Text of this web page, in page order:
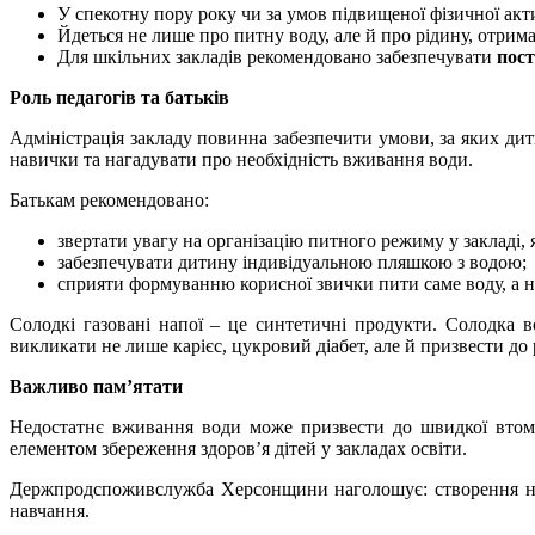
У спекотну пору року чи за умов підвищеної фізичної
Йдеться не лише про питну воду, але й про рідину,
Для шкільних закладів рекомендовано забезпечувати
Роль педагогів та батьків
Адміністрація закладу повинна забезпечити умови, за яких
навички та нагадувати про необхідність вживання води.
Батькам рекомендовано:
звертати увагу на організацію питного режиму у закладі,
забезпечувати дитину індивідуальною пляшкою з водою;
сприяти формуванню корисної звички пити саме воду, а
Солодкі газовані напої – це синтетичні продукти. Солодка
викликати не лише карієс, цукровий діабет, але й призвести
Важливо пам’ятати
Недостатнє вживання води може призвести до швидкої
елементом збереження здоров’я дітей у закладах освіти.
Держпродспоживслужба Херсонщини наголошує: створення
навчання.